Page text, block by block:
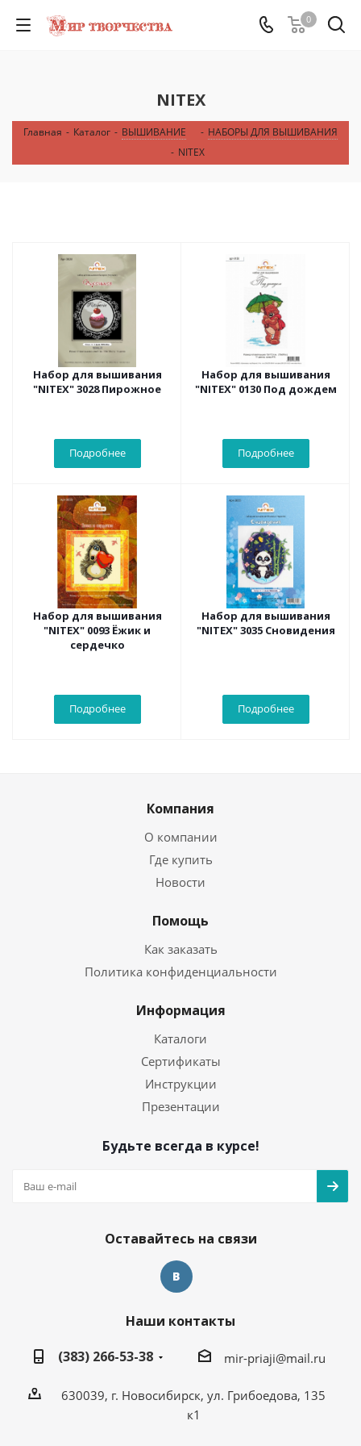
0
NITEX
Главная - Каталог - ВЫШИВАНИЕ - НАБОРЫ ДЛЯ ВЫШИВАНИЯ
- NITEX
Набор для вышивания
"NITEX" 3028 Пирожное
Подробнее
Набор для вышивания
"NITEX" 0130 Под дождем
Подробнее
Набор для вышивания
"NITEX" 0093 Ёжик и
сердечко
Подробнее
Набор для вышивания
"NITEX" 3035 Сновидения
Подробнее
Компания
О компании
Где купить
Новости
Помощь
Как заказать
Политика конфиденциальности
Информация
Каталоги
Сертификаты
Инструкции
Презентации
Будьте всегда в курсе!
Оставайтесь на связи
Наши контакты
(383) 266-53-38
mir-priaji@mail.ru
630039, г. Новосибирск, ул. Грибоедова, 135
к1